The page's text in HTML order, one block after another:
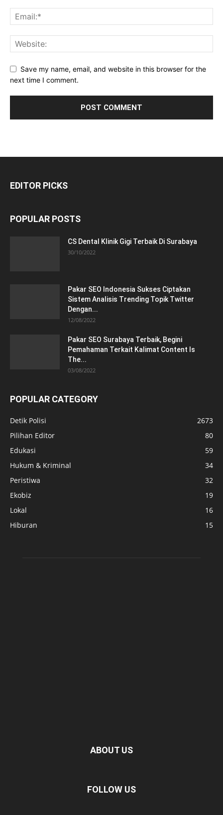
Save my name, email, and website in this browser for the
next time I comment.
EDITOR PICKS
POPULAR POSTS
CS Dental Klinik Gigi Terbaik Di Surabaya
30/10/2022
Pakar SEO Indonesia Sukses Ciptakan
Sistem Analisis Trending Topik Twitter
Dengan...
12/08/2022
Pakar SEO Surabaya Terbaik, Begini
Pemahaman Terkait Kalimat Content Is
The...
03/08/2022
POPULAR CATEGORY
Detik Polisi
2673
Pilihan Editor
80
Edukasi
59
Hukum & Kriminal
34
Peristiwa
32
Ekobiz
19
Lokal
16
Hiburan
15
ABOUT US
FOLLOW US